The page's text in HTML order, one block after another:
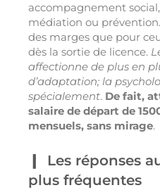
accompagnement
médiation ou
des marges que pour
dès la sortie de licence.
affectionne de plus en
d’adaptation; la
spécialement. De fait,
salaire de départ de
mensuels, sans mirage.
Les réponses
plus fréquentes